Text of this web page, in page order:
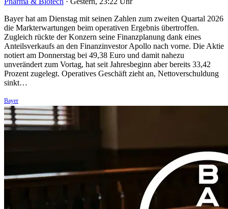
Bayer hat am Dienstag mit seinen Zahlen zum zweiten Quartal 2026
die Markterwartungen beim operativen Ergebnis übertroffen.
Zugleich rückte der Konzern seine Finanzplanung dank eines
Anteilsverkaufs an den Finanzinvestor Apollo nach vorne. Die Aktie
notiert am Donnerstag bei 49,38 Euro und damit nahezu
unverändert zum Vortag, hat seit Jahresbeginn aber bereits 33,42
Prozent zugelegt. Operatives Geschäft zieht an, Nettoverschuldung
sinkt…
Bayer